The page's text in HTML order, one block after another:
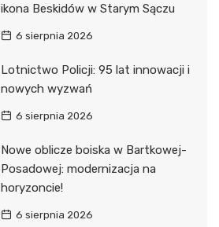
ikona Beskidów w Starym Sączu
6 sierpnia 2026
Lotnictwo Policji: 95 lat innowacji i
nowych wyzwań
6 sierpnia 2026
Nowe oblicze boiska w Bartkowej-
Posadowej: modernizacja na
horyzoncie!
6 sierpnia 2026